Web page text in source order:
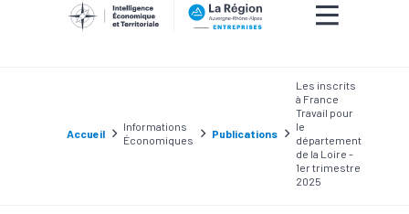
Accueil
Informations
Économiques
Publications
Les inscrits
à France
Travail pour
le
département
de la Loire -
1er trimestre
2025